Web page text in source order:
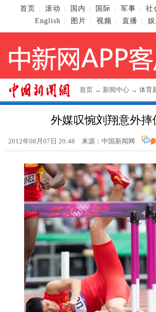
首页 滚动 国内 国际 军事 社
English
图片 视频 直播
首页 → 新闻中心 → 体育
外媒叹惋刘翔意外
2012年08月07日 20:48 来源： 中国新闻网